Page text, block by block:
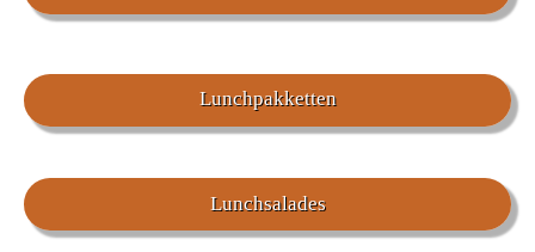
Lunchpakketten
Lunchsalades